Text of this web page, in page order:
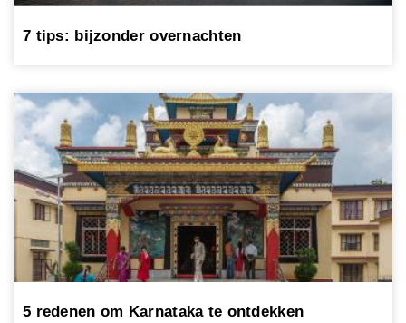
7 tips: bijzonder overnachten
5 redenen om Karnataka te ontdekken